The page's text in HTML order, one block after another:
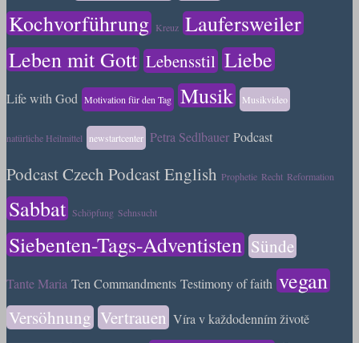
Kochvorführung Kreuz Laufersweiler
Leben mit Gott Lebensstil Liebe
Life with God Motivation für den Tag Musik Musikvideo
natürliche Heilmittel newstartcenter Petra Sedlbauer Podcast
Podcast Czech Podcast English Prophetie Recht Reformation
Sabbat Schöpfung Sehnsucht
Siebenten-Tags-Adventisten Sünde
Tante Maria Ten Commandments Testimony of faith vegan
Versöhnung Vertrauen Víra v každodenním životě